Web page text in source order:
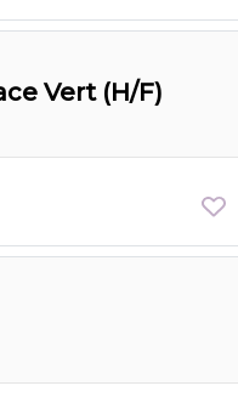
Vert (H/F)